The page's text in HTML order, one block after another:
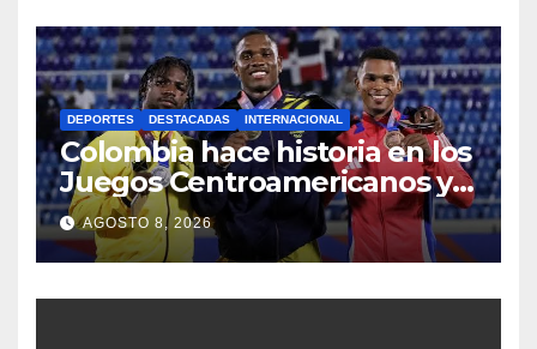
DEPORTES DESTACADAS INTERNACIONAL
Colombia hace historia en los
Juegos Centroamericanos y
del Caribe 2026
AGOSTO 8, 2026